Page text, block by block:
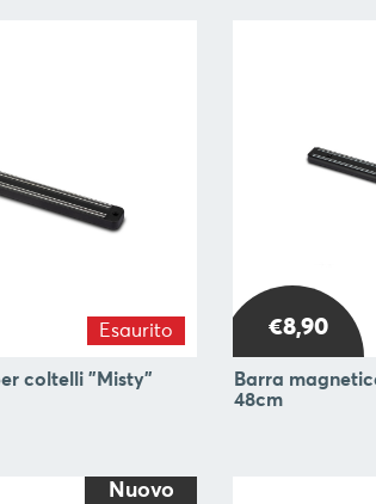
Esaurito
coltelli "Misty"
€8,90
Barra
48cm
Nuovo